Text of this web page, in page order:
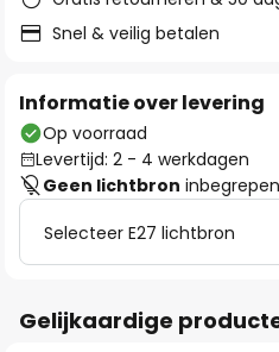
Snel & veilig betalen
Informatie over levering
Op voorraad
Levertijd: 2 - 4 werkdagen
Geen lichtbron inbegrepen
Selecteer E27 lichtbron
Gelijkaardige